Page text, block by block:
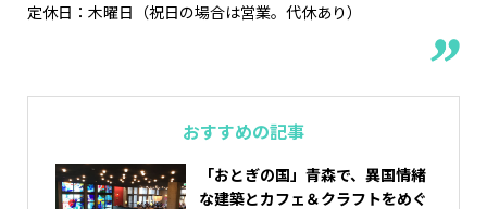
定休日：木曜日（祝日の場合は営業。代休あり）
おすすめの記事
「おとぎの国」青森で、異国情緒
な建築とカフェ＆クラフトをめぐ